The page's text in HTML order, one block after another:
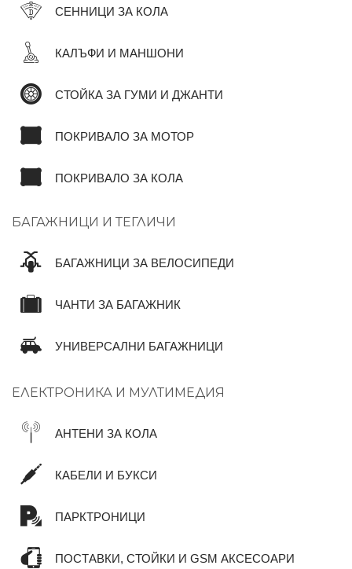
СЕННИЦИ ЗА КОЛА
КАЛЪФИ И МАНШОНИ
СТОЙКА ЗА ГУМИ И ДЖАНТИ
ПОКРИВАЛО ЗА МОТОР
ПОКРИВАЛО ЗА КОЛА
БАГАЖНИЦИ И ТЕГЛИЧИ
БАГАЖНИЦИ ЗА ВЕЛОСИПЕДИ
ЧАНТИ ЗА БАГАЖНИК
УНИВЕРСАЛНИ БАГАЖНИЦИ
ЕЛЕКТРОНИКА И МУЛТИМЕДИЯ
АНТЕНИ ЗА КОЛА
КАБЕЛИ И БУКСИ
ПАРКТРОНИЦИ
ПОСТАВКИ, СТОЙКИ И GSM АКСЕСОАРИ